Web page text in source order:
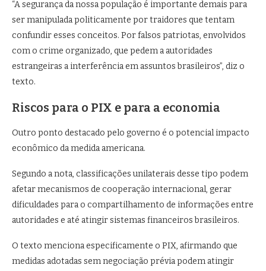
“A segurança da nossa população é importante demais para
ser manipulada politicamente por traidores que tentam
confundir esses conceitos. Por falsos patriotas, envolvidos
com o crime organizado, que pedem a autoridades
estrangeiras a interferência em assuntos brasileiros”, diz o
texto.
Riscos para o PIX e para a economia
Outro ponto destacado pelo governo é o potencial impacto
econômico da medida americana.
Segundo a nota, classificações unilaterais desse tipo podem
afetar mecanismos de cooperação internacional, gerar
dificuldades para o compartilhamento de informações entre
autoridades e até atingir sistemas financeiros brasileiros.
O texto menciona especificamente o PIX, afirmando que
medidas adotadas sem negociação prévia podem atingir